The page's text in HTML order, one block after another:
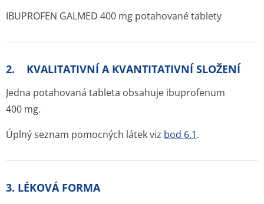
IBUPROFEN GALMED 400 mg potahované tablety
2. KVALITATIVNÍ A KVANTITATIVNÍ SLOŽENÍ
Jedna potahovaná tableta obsahuje ibuprofenum
400 mg.
Úplný seznam pomocných látek viz bod 6.1.
3. LÉKOVÁ FORMA